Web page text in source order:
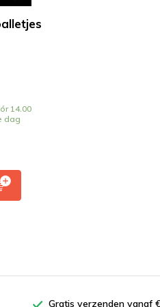
14.00
dag
Gratis verzenden vanaf